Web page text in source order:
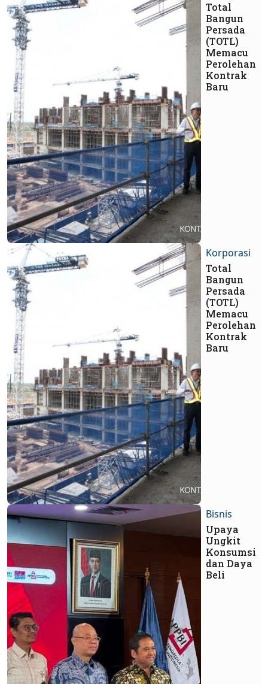
Total
Bangun
Persada
(TOTL)
Memacu
Perolehan
Kontrak
Baru
Korporasi
Total
Bangun
Persada
(TOTL)
Memacu
Perolehan
Kontrak
Baru
Bisnis
Upaya
Ungkit
Konsumsi
dan Daya
Beli